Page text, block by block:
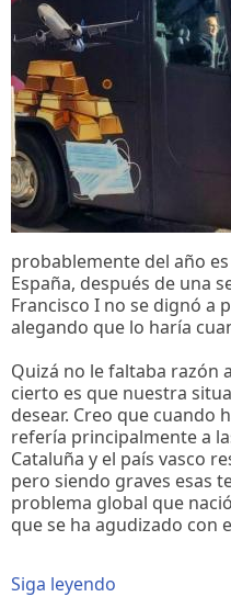
probablemente del año es
España, después de una
Francisco I no se dignó a
alegando que lo haría
Quizá no le faltaba
cierto es que nuestra
desear. Creo que cuando
refería principalmente a
Cataluña y el país vasco
pero siendo graves esas
problema global que
que se ha agudizado con
Siga leyendo